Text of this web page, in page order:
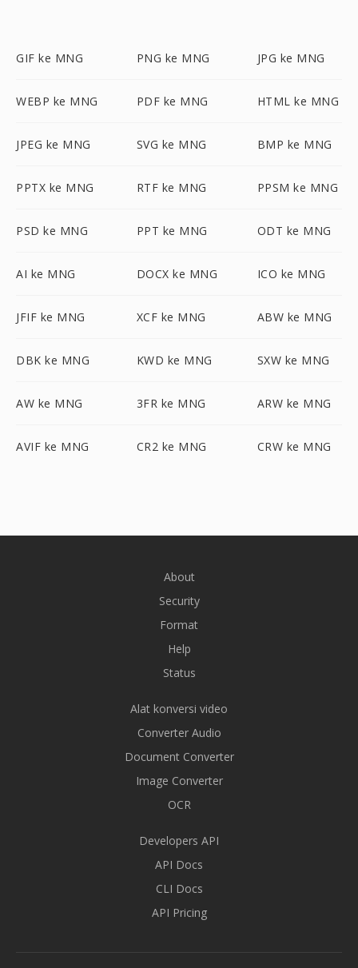
GIF ke MNG PNG ke MNG JPG ke MNG
WEBP ke MNG PDF ke MNG HTML ke MNG
JPEG ke MNG SVG ke MNG BMP ke MNG
PPTX ke MNG RTF ke MNG PPSM ke MNG
PSD ke MNG PPT ke MNG ODT ke MNG
AI ke MNG DOCX ke MNG ICO ke MNG
JFIF ke MNG XCF ke MNG ABW ke MNG
DBK ke MNG KWD ke MNG SXW ke MNG
AW ke MNG 3FR ke MNG ARW ke MNG
AVIF ke MNG CR2 ke MNG CRW ke MNG
About
Security
Format
Help
Status
Alat konversi video
Converter Audio
Document Converter
Image Converter
OCR
Developers API
API Docs
CLI Docs
API Pricing